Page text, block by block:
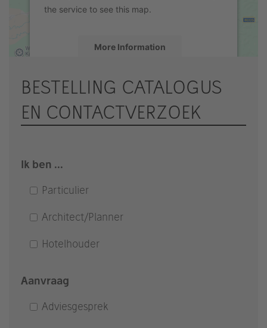
the service to see this map.
More Information
Management Platform & eRecht24
BESTELLING CATALOGUS
EN CONTACTVERZOEK
Ik ben ...
Particulier
Architect/Planner
Hotelhouder
Aanvraag
Adviesgesprek